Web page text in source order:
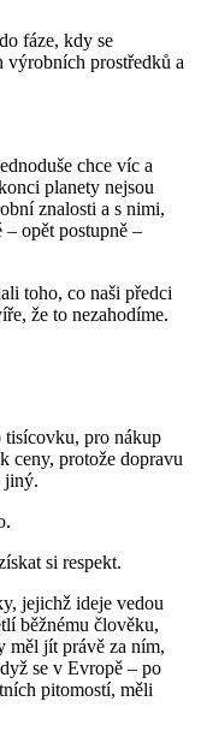
fáze, kdy se
výrobních prostředků a
chce víc a
planety nejsou
znalosti a s nimi,
opět postupně –
toho, co naši předci
že to nezahodíme.
tisícovku, pro nákup
ceny, protože dopravu
jiný.
si respekt.
jejichž ideje vedou
běžnému člověku,
měl jít právě za ním,
se v Evropě – po
pitomostí, měli